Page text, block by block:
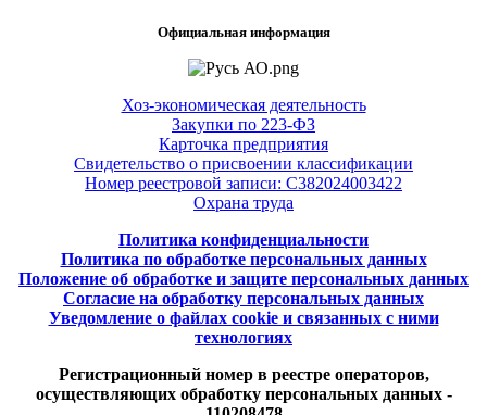
Официальная информация
Хоз-экономическая деятельность
Закупки по 223-ФЗ
Карточка предприятия
Свидетельство о присвоении классификации
Номер реестровой записи: С382024003422
Охрана труда
Политика конфиденциальности
Политика по обработке персональных данных
Положение об обработке и защите персональных данных
Согласие на обработку персональных данных
Уведомление о файлах cookie и связанных с ними
технологиях
Регистрационный номер в реестре операторов,
осуществляющих обработку персональных данных -